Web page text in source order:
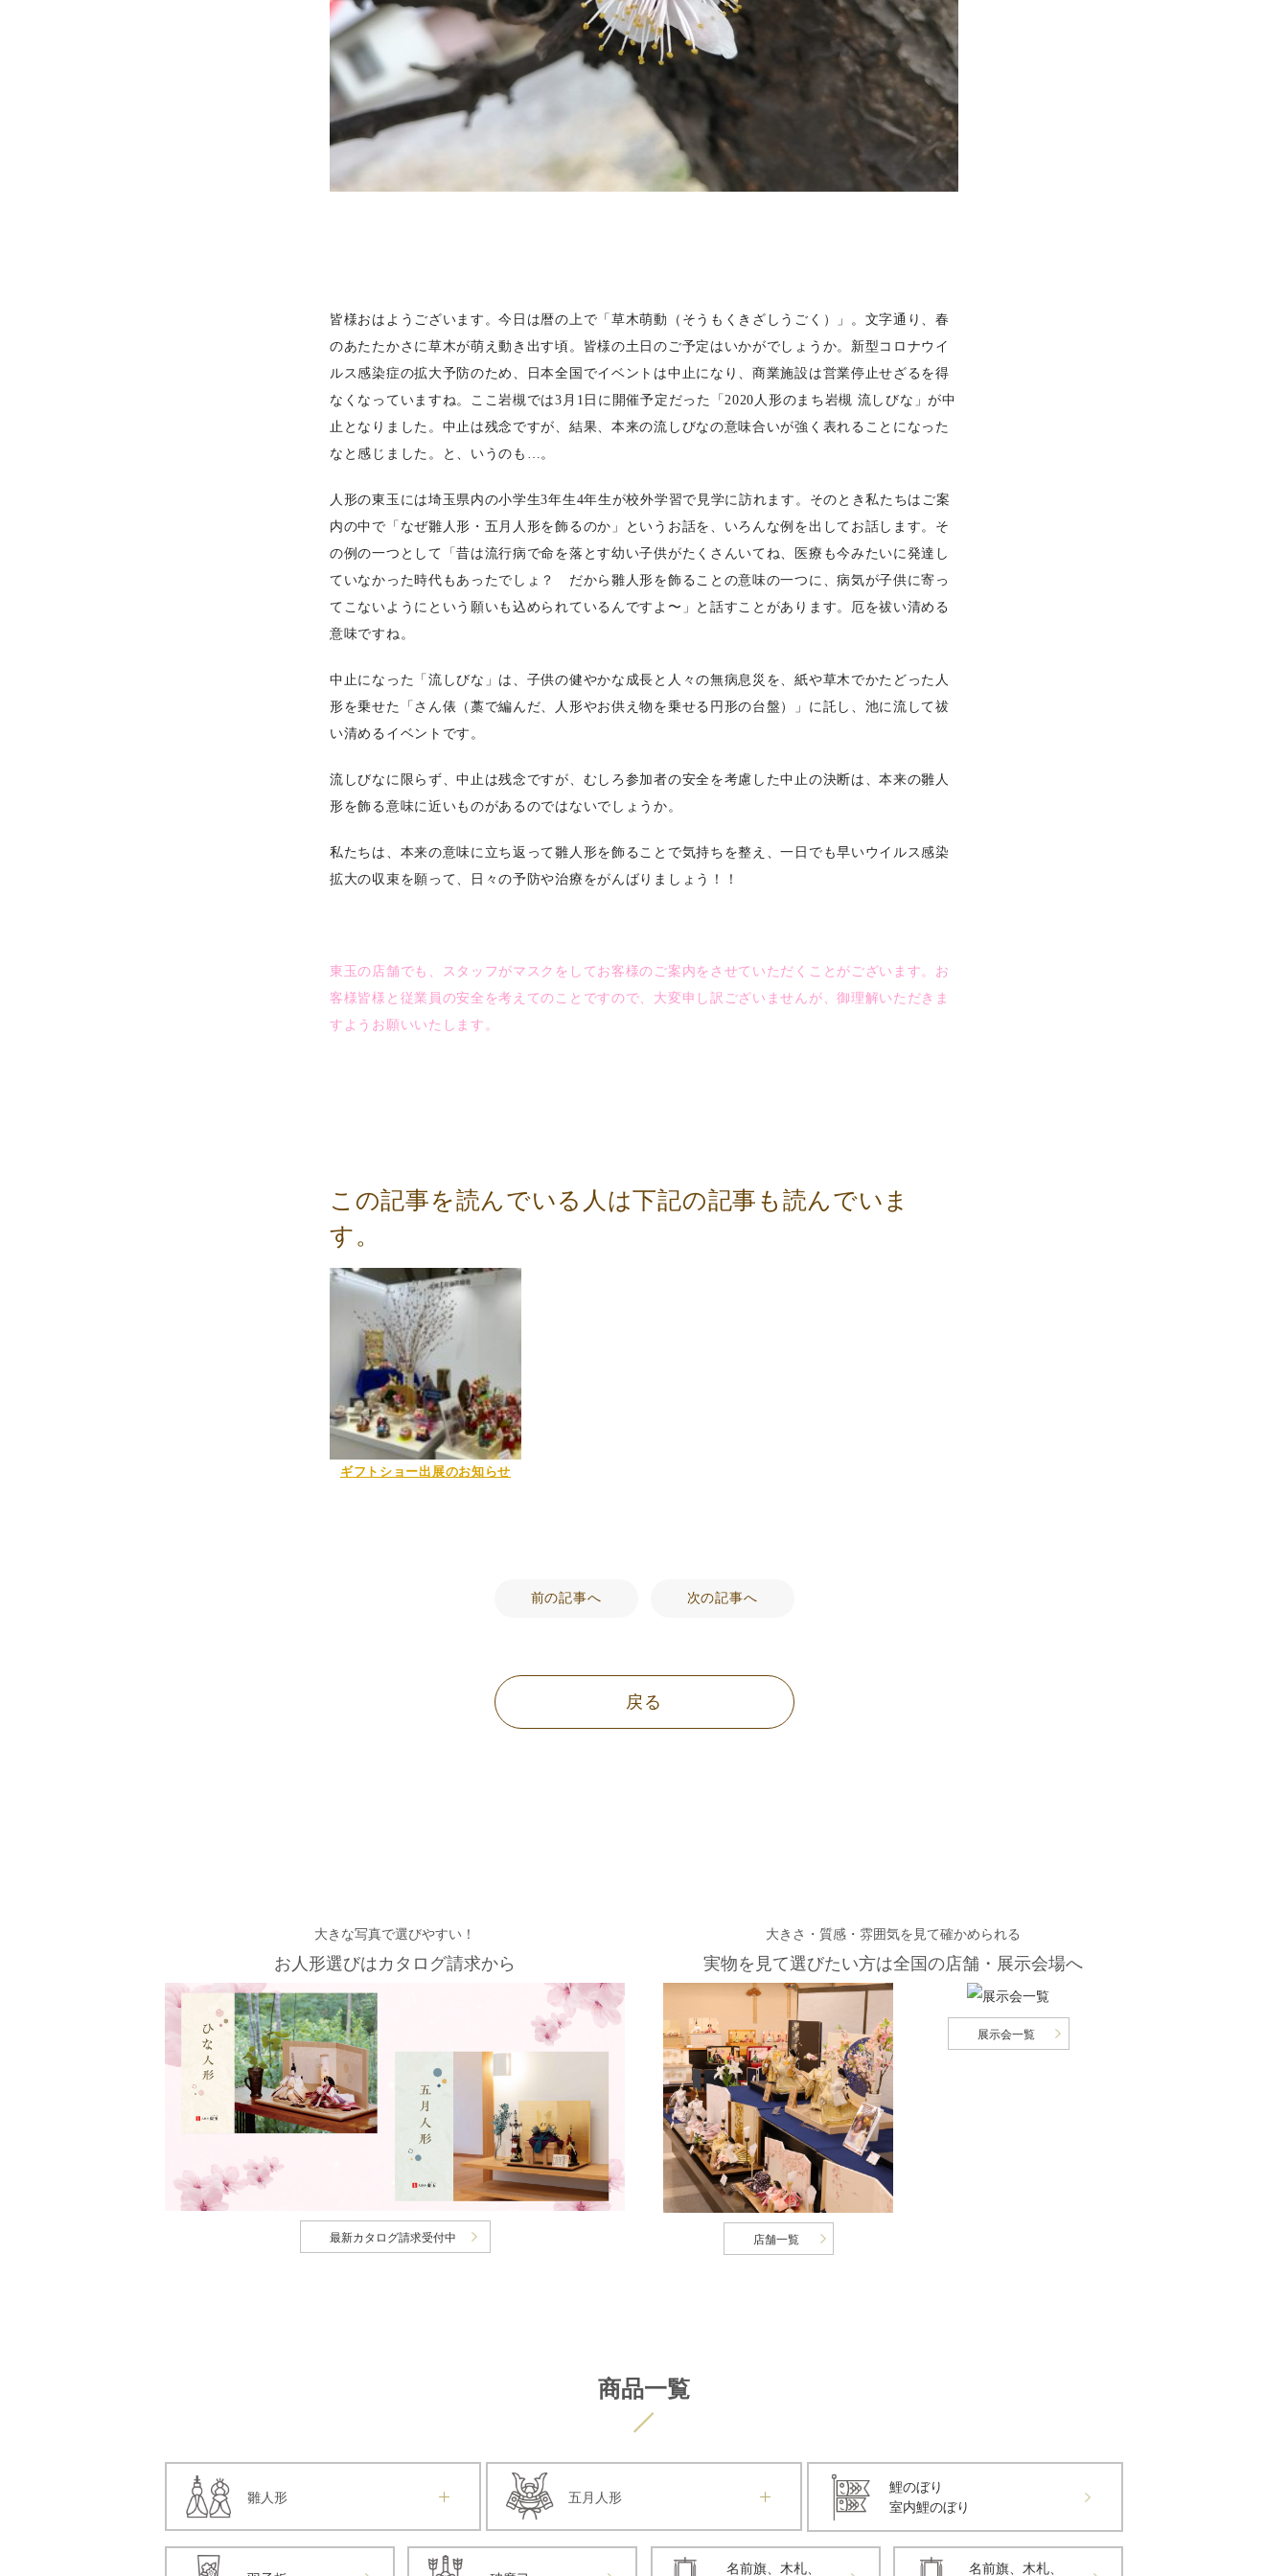
皆様おはようございます。今日は暦の上で「草木萌動（そうもくきざしうごく）」。文字通り、春
のあたたかさに草木が萌え動き出す頃。皆様の土日のご予定はいかがでしょうか。新型コロナウイ
ルス感染症の拡大予防のため、日本全国でイベントは中止になり、商業施設は営業停止せざるを得
なくなっていますね。ここ岩槻では3月1日に開催予定だった「2020人形のまち岩槻 流しびな」が中
止となりました。中止は残念ですが、結果、本来の流しびなの意味合いが強く表れることになった
なと感じました。と、いうのも…。
人形の東玉には埼玉県内の小学生3年生4年生が校外学習で見学に訪れます。そのとき私たちはご案
内の中で「なぜ雛人形・五月人形を飾るのか」というお話を、いろんな例を出してお話します。そ
の例の一つとして「昔は流行病で命を落とす幼い子供がたくさんいてね、医療も今みたいに発達し
ていなかった時代もあったでしょ？ だから雛人形を飾ることの意味の一つに、病気が子供に寄っ
てこないようにという願いも込められているんですよ〜」と話すことがあります。厄を祓い清める
意味ですね。
中止になった「流しびな」は、子供の健やかな成長と人々の無病息災を、紙や草木でかたどった人
形を乗せた「さん俵（藁で編んだ、人形やお供え物を乗せる円形の台盤）」に託し、池に流して祓
い清めるイベントです。
流しびなに限らず、中止は残念ですが、むしろ参加者の安全を考慮した中止の決断は、本来の雛人
形を飾る意味に近いものがあるのではないでしょうか。
私たちは、本来の意味に立ち返って雛人形を飾ることで気持ちを整え、一日でも早いウイルス感染
拡大の収束を願って、日々の予防や治療をがんばりましょう！！
東玉の店舗でも、スタッフがマスクをしてお客様のご案内をさせていただくことがございます。お
客様皆様と従業員の安全を考えてのことですので、大変申し訳ございませんが、御理解いただきま
すようお願いいたします。
この記事を読んでいる人は下記の記事も読んでいま
す。
ギフトショー出展のお知らせ
前の記事へ 次の記事へ
戻る
大きな写真で選びやすい！
お人形選びはカタログ請求から
最新カタログ請求受付中
大きさ・質感・雰囲気を見て確かめられる
実物を見て選びたい方は全国の店舗・展示会場へ
店舗一覧
展示会一覧
商品一覧
雛人形 五月人形
鯉のぼり
室内鯉のぼり
名前旗、木札、 名前旗、木札、